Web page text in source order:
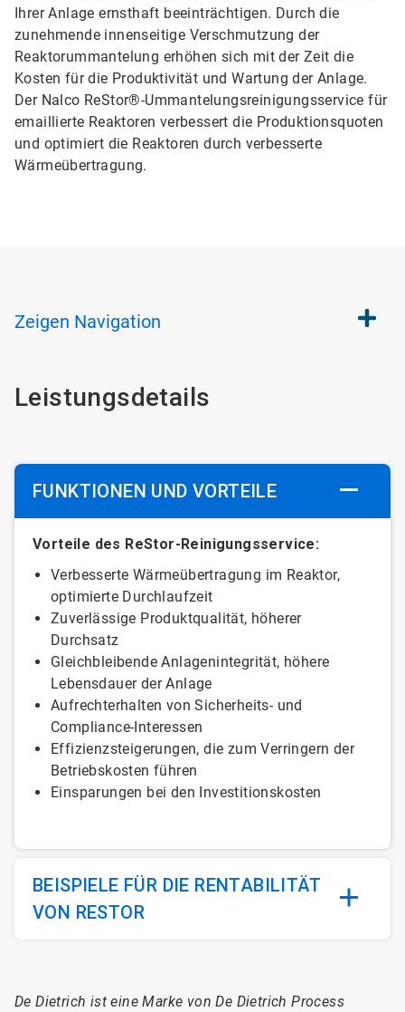
Ihrer Anlage ernsthaft beeinträchtigen. Durch die
zunehmende innenseitige Verschmutzung der
Reaktorummantelung erhöhen sich mit der Zeit die
Kosten für die Produktivität und Wartung der Anlage.
Der Nalco ReStor®-Ummantelungsreinigungsservice für
emaillierte Reaktoren verbessert die Produktionsquoten
und optimiert die Reaktoren durch verbesserte
Wärmeübertragung.
Zeigen Navigation
Leistungsdetails
FUNKTIONEN UND VORTEILE
Vorteile des ReStor-Reinigungsservice:
Verbesserte Wärmeübertragung im Reaktor,
optimierte Durchlaufzeit
Zuverlässige Produktqualität, höherer
Durchsatz
Gleichbleibende Anlagenintegrität, höhere
Lebensdauer der Anlage
Aufrechterhalten von Sicherheits- und
Compliance-Interessen
Effizienzsteigerungen, die zum Verringern der
Betriebskosten führen
Einsparungen bei den Investitionskosten
BEISPIELE FÜR DIE RENTABILITÄT
VON RESTOR
De Dietrich ist eine Marke von De Dietrich Process